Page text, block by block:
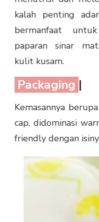
kalah penting
bermanfaat
paparan sinar
kulit kusam.
Packaging |
Kemasannya
cap, didominasi
friendly dengan